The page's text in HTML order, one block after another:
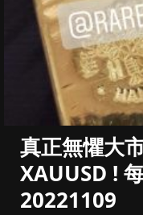
真正無懼大
XAUUSD !
20221109